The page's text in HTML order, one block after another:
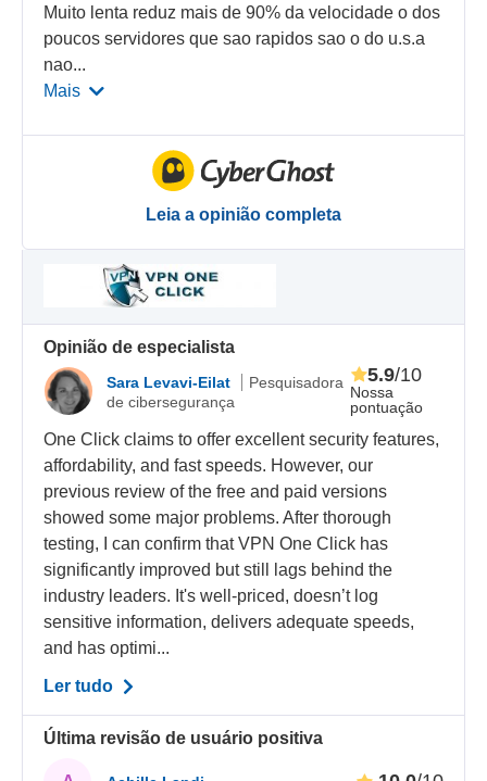
Muito lenta reduz mais de 90% da velocidade o dos
poucos servidores que sao rapidos sao o do u.s.a
nao...
Mais
Leia a opinião completa
Opinião de especialista
Sara Levavi-Eilat
Pesquisadora
de cibersegurança
Nossa
pontuação
5.9/10
One Click claims to offer excellent security features,
affordability, and fast speeds. However, our
previous review of the free and paid versions
showed some major problems. After thorough
testing, I can confirm that VPN One Click has
significantly improved but still lags behind the
industry leaders. It's well-priced, doesn’t log
sensitive information, delivers adequate speeds,
and has optimi...
Ler tudo
Última revisão de usuário positiva